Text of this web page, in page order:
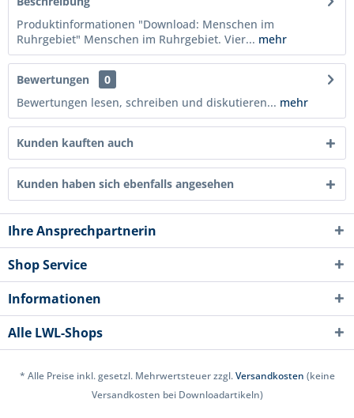
Produktinformationen "Download: Menschen im
Ruhrgebiet" Menschen im Ruhrgebiet. Vier... mehr
Bewertungen
0
Bewertungen lesen, schreiben und diskutieren... mehr
Kunden kauften auch
Kunden haben sich ebenfalls angesehen
Ihre Ansprechpartnerin
Shop Service
Informationen
Alle LWL-Shops
* Alle Preise inkl. gesetzl. Mehrwertsteuer zzgl.Versandkosten (keine
Versandkosten bei Downloadartikeln)